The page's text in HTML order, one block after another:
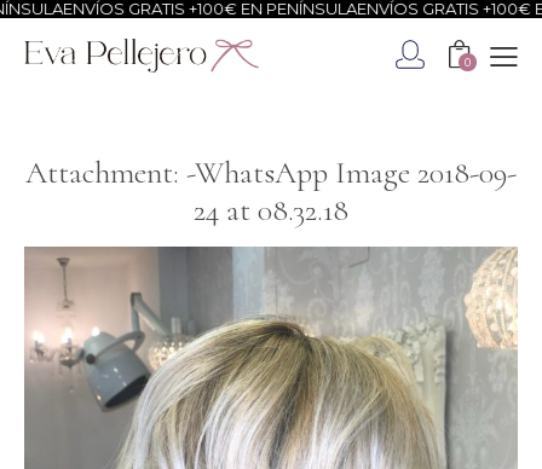
ENVÍOS GRATIS +100€ EN PENÍNSULAENVÍOS GRATIS +100€
0
Attachment: -WhatsApp Image 2018-09-
24 at 08.32.18